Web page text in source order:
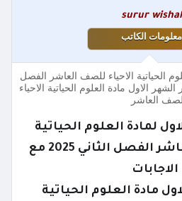
surur
معلومات الكاتب
الحياتية الاحياء للصف العاشر الفصل
اختبار الشهر الاول مادة العلوم الحياتية الاحياء
الصف العاشر
لمادة العلوم الحياتية
الاحياء للصف العاشر الفصل الثاني 2025 مع
الاجابات
مادة العلوم الحياتية